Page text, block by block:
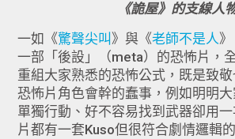
《詭屋》的支線人
一如《驚聲尖叫 》與《老師不是人
一部「後設」（meta）的恐怖片，
重組大家熟悉的恐怖公式，既是致
恐怖片角色會幹的蠢事，例如明明
單獨行動、好不容易找到武器卻用
片都有一套Kuso但很符合劇情邏輯